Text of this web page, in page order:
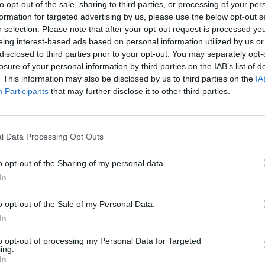
opt-out of the sale, sharing to third parties, or processing of your
for targeted advertising by us, please use the below opt-out
selection. Please note that after your opt-out request is processed
interest-based ads based on personal information utilized by us
to third parties prior to your opt-out. You may separately
of your personal information by third parties on the IAB’s list of
This information may also be disclosed by us to third parties on the
Participants that may further disclose it to other third parties.
Data Processing Opt Outs
opt-out of the Sharing of my personal data.
opt-out of the Sale of my Personal Data.
opt-out of processing my Personal Data for Targeted
ένα έργο γεμάτο λέξεις και φράσεις
ένα από τα χαρακτηριστικά της γραφής
πιο αντιπροσωπευτικό του είδους.
21.30 στο Παλαιό Μεταξουργείο,
η νεοσύστατη Αστική Μη Κερδοσκοπική
το έργο του Χάρολντ Πίντερ «οι
Μπουτέρης και Ευαγγελία
Ζερβού και η γραφιστική επιμέλεια
είσοδό τους μπορούν να προμηθευτούν
Η τιμή των εισιτηρίων της
τις ημέρες της παράστασης θα είναι 12